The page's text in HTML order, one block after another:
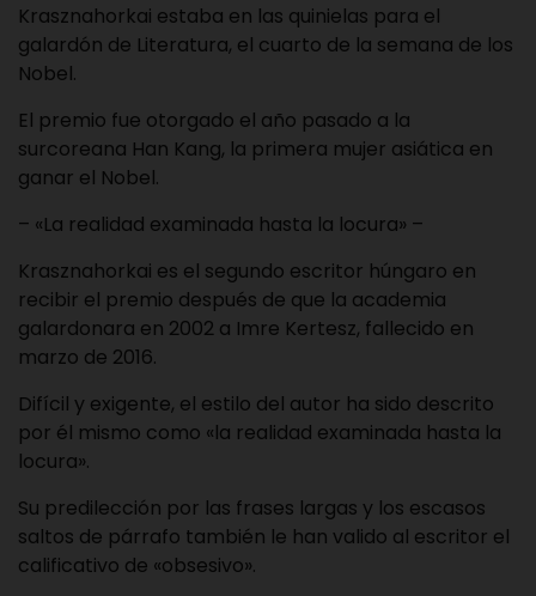
Krasznahorkai estaba en las quinielas para el
galardón de Literatura, el cuarto de la semana de los
Nobel.
El premio fue otorgado el año pasado a la
surcoreana Han Kang, la primera mujer asiática en
ganar el Nobel.
– «La realidad examinada hasta la locura» –
Krasznahorkai es el segundo escritor húngaro en
recibir el premio después de que la academia
galardonara en 2002 a Imre Kertesz, fallecido en
marzo de 2016.
Difícil y exigente, el estilo del autor ha sido descrito
por él mismo como «la realidad examinada hasta la
locura».
Su predilección por las frases largas y los escasos
saltos de párrafo también le han valido al escritor el
calificativo de «obsesivo».